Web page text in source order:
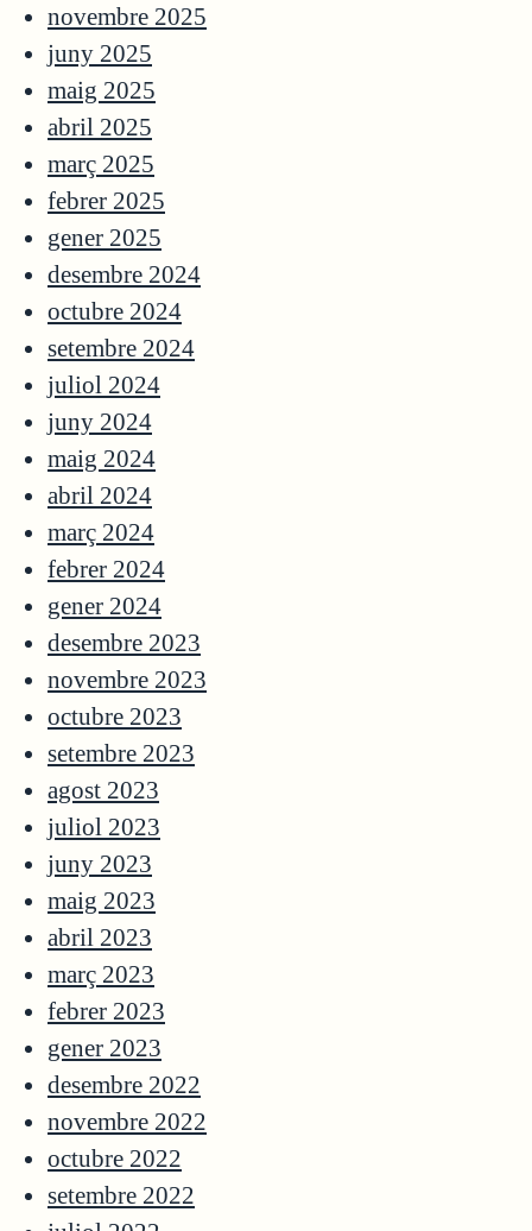
novembre 2025
juny 2025
maig 2025
abril 2025
març 2025
febrer 2025
gener 2025
desembre 2024
octubre 2024
setembre 2024
juliol 2024
juny 2024
maig 2024
abril 2024
març 2024
febrer 2024
gener 2024
desembre 2023
novembre 2023
octubre 2023
setembre 2023
agost 2023
juliol 2023
juny 2023
maig 2023
abril 2023
març 2023
febrer 2023
gener 2023
desembre 2022
novembre 2022
octubre 2022
setembre 2022